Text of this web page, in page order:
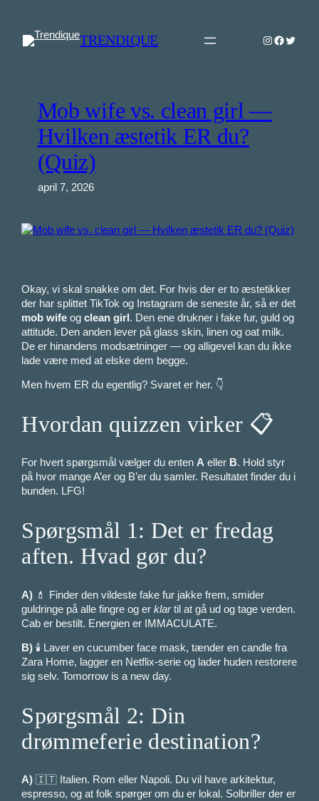
indhold
TRENDIQUE Instagram
Twitter
Mob wife vs. clean girl —
Hvilken æstetik ER du?
(Quiz)
april 7, 2026
Okay, vi skal snakke om det. For hvis der er to æstetikker
der har splittet TikTok og Instagram de seneste år, så er det
mob wife ogclean girl . Den ene drukner i fake fur, guld og
attitude. Den anden lever på glass skin, linen og oat milk.
De er hinandens modsætninger — og alligevel kan du ikke
lade være med at elske dem begge.
Men hvem ER du egentlig? Svaret er her. 👇
Hvordan quizzen virker 📋
For hvert spørgsmål vælger du entenA eller B. Hold styr
på hvor mange A’er og B’er du samler. Resultatet finder du i
bunden. LFG!
Spørgsmål 1: Det er fredag
aften. Hvad gør du?
A) 💄 Finder den vildeste fake fur jakke frem, smider
guldringe på alle fingre og erklartil at gå ud og tage verden.
Cab er bestilt. Energien er IMMACULATE.
B) 🕯️ Laver en cucumber face mask, tænder en candle fra
Zara Home, lagger en Netflix-serie og lader huden restorere
sig selv. Tomorrow is a new day.
Spørgsmål 2: Din
drømmeferie destination?
A) 🇮🇹 Italien. Rom eller Napoli. Du vil have arkitektur,
espresso, og at folk spørger om du er lokal. Solbriller der er